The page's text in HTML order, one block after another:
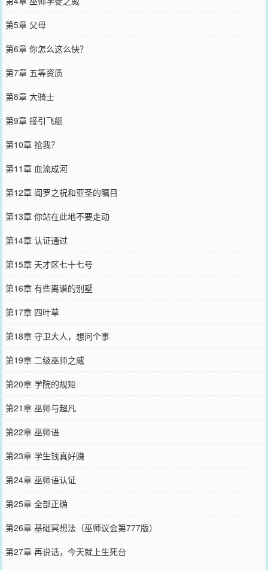
第5章 父母
第6章 你怎么这么快？
第7章 五等资质
第8章 大骑士
第9章 接引飞艇
第10章 抢我？
第11章 血流成河
第12章 阎罗之祝和亚圣的瞩目
第13章 你站在此地不要走动
第14章 认证通过
第15章 天才区七十七号
第16章 有些离谱的别墅
第17章 四叶草
第18章 守卫大人，想问个事
第19章 二级巫师之威
第20章 学院的规矩
第21章 巫师与超凡
第22章 巫师语
第23章 学生钱真好赚
第24章 巫师语认证
第25章 全部正确
第26章 基础冥想法（巫师议会第777版）
第27章 再说话，今天就上生死台